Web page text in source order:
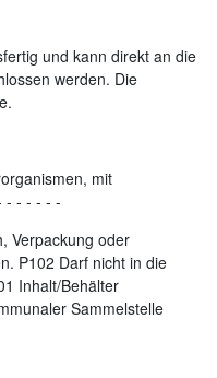
und kann direkt an die
werden. Die
mit
- - - - - -
Verpackung oder
P102 Darf nicht in die
Inhalt/Behälter
Sammelstelle